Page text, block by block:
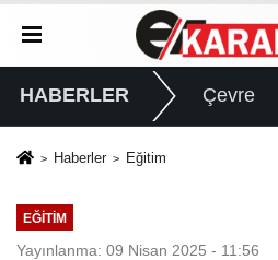
HABERLER Çevre
Haberler Eğitim
EĞITIM
Yayınlanma: 09 Nisan 2025 - 11:56